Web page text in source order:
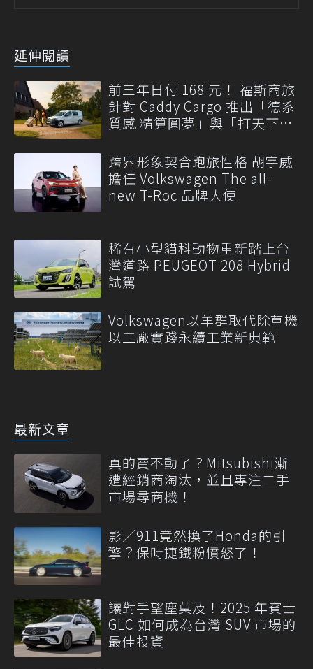
延伸閱讀
前三年日付 168 元！ 福斯商旅
針對 Caddy Cargo 推出「德系
質感 精算圓夢」與「打天下」
跨界形象契合跑旅性格 胡宇威
擔任 Volkswagen The all-
new T-Roc 品牌大使
稀有小型貓科動物重新踏上台
灣道路 PEUGEOT 208 Hybrid
試駕
Volkswagen以羊群取代除草機
以工廠實踐永續工業新典範
最新文章
真的賣不動了？Mitsubishi漸
遭經銷商淘汰，並且專注二手
市場尋商機！
影／911竟然換了Honda的引
擎？保時捷鐵粉憤怒了！
讓對手望塵莫及！2025 年賓士
GLC 如何成為台灣 SUV 市場的
最佳投資